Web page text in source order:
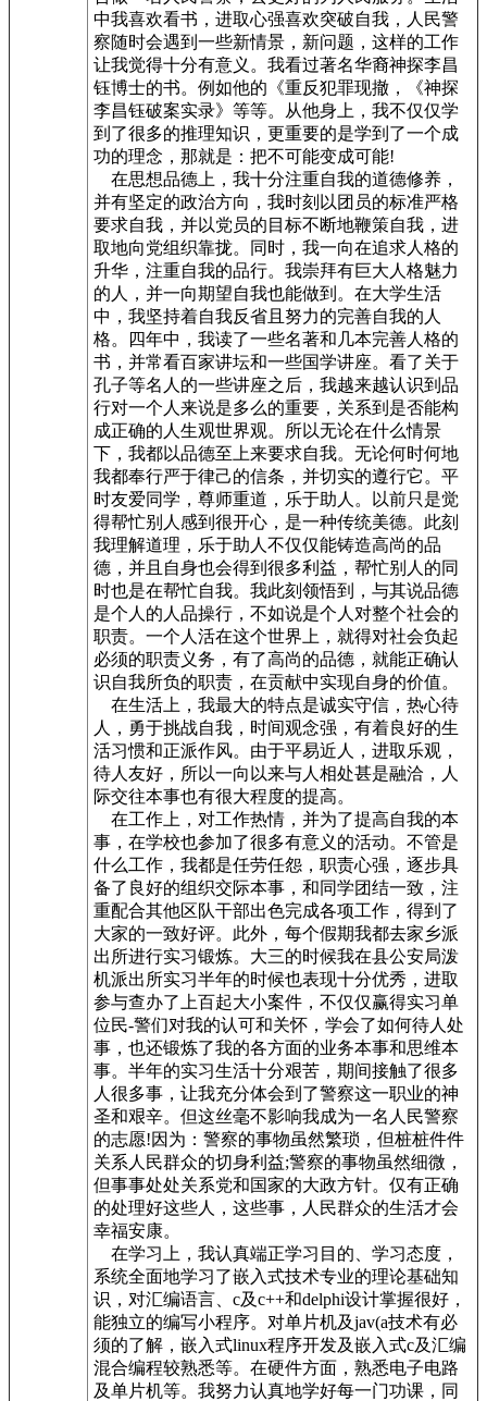
中我喜欢看书，进取心强喜欢突破自我，人民警
察随时会遇到一些新情景，新问题，这样的工作
让我觉得十分有意义。我看过著名华裔神探李昌
钰博士的书。例如他的《重反犯罪现撤，《神探
李昌钰破案实录》等等。从他身上，我不仅仅学
到了很多的推理知识，更重要的是学到了一个成
功的理念，那就是：把不可能变成可能!
在思想品德上，我十分注重自我的道德修养，
并有坚定的政治方向，我时刻以团员的标准严格
要求自我，并以党员的目标不断地鞭策自我，进
取地向党组织靠拢。同时，我一向在追求人格的
升华，注重自我的品行。我崇拜有巨大人格魅力
的人，并一向期望自我也能做到。在大学生活
中，我坚持着自我反省且努力的完善自我的人
格。四年中，我读了一些名著和几本完善人格的
书，并常看百家讲坛和一些国学讲座。看了关于
孔子等名人的一些讲座之后，我越来越认识到品
行对一个人来说是多么的重要，关系到是否能构
成正确的人生观世界观。所以无论在什么情景
下，我都以品德至上来要求自我。无论何时何地
我都奉行严于律己的信条，并切实的遵行它。平
时友爱同学，尊师重道，乐于助人。以前只是觉
得帮忙别人感到很开心，是一种传统美德。此刻
我理解道理，乐于助人不仅仅能铸造高尚的品
德，并且自身也会得到很多利益，帮忙别人的同
时也是在帮忙自我。我此刻领悟到，与其说品德
是个人的人品操行，不如说是个人对整个社会的
职责。一个人活在这个世界上，就得对社会负起
必须的职责义务，有了高尚的品德，就能正确认
识自我所负的职责，在贡献中实现自身的价值。
在生活上，我最大的特点是诚实守信，热心待
人，勇于挑战自我，时间观念强，有着良好的生
活习惯和正派作风。由于平易近人，进取乐观，
待人友好，所以一向以来与人相处甚是融洽，人
际交往本事也有很大程度的提高。
在工作上，对工作热情，并为了提高自我的本
事，在学校也参加了很多有意义的活动。不管是
什么工作，我都是任劳任怨，职责心强，逐步具
备了良好的组织交际本事，和同学团结一致，注
重配合其他区队干部出色完成各项工作，得到了
大家的一致好评。此外，每个假期我都去家乡派
出所进行实习锻炼。大三的时候我在县公安局泼
机派出所实习半年的时候也表现十分优秀，进取
参与查办了上百起大小案件，不仅仅赢得实习单
位民-警们对我的认可和关怀，学会了如何待人处
事，也还锻炼了我的各方面的业务本事和思维本
事。半年的实习生活十分艰苦，期间接触了很多
人很多事，让我充分体会到了警察这一职业的神
圣和艰辛。但这丝毫不影响我成为一名人民警察
的志愿!因为：警察的事物虽然繁琐，但桩桩件件
关系人民群众的切身利益;警察的事物虽然细微，
但事事处处关系党和国家的大政方针。仅有正确
的处理好这些人，这些事，人民群众的生活才会
幸福安康。
在学习上，我认真端正学习目的、学习态度，
系统全面地学习了嵌入式技术专业的理论基础知
识，对汇编语言、c及c++和delphi设计掌握很好，
能独立的编写小程序。对单片机及jav(a技术有必
须的了解，嵌入式linux程序开发及嵌入式c及汇编
混合编程较熟悉等。在硬件方面，熟悉电子电路
及单片机等。我努力认真地学好每一门功课，同